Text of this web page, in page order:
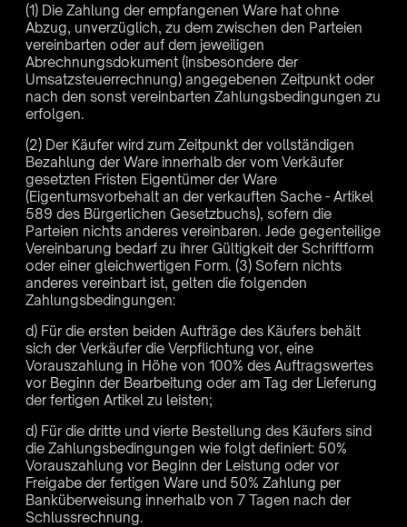
(1) Die Zahlung der empfangenen Ware hat ohne
Abzug, unverzüglich, zu dem zwischen den Parteien
vereinbarten oder auf dem jeweiligen
Abrechnungsdokument (insbesondere der
Umsatzsteuerrechnung) angegebenen Zeitpunkt oder
nach den sonst vereinbarten Zahlungsbedingungen zu
erfolgen.
(2) Der Käufer wird zum Zeitpunkt der vollständigen
Bezahlung der Ware innerhalb der vom Verkäufer
gesetzten Fristen Eigentümer der Ware
(Eigentumsvorbehalt an der verkauften Sache - Artikel
589 des Bürgerlichen Gesetzbuchs), sofern die
Parteien nichts anderes vereinbaren. Jede gegenteilige
Vereinbarung bedarf zu ihrer Gültigkeit der Schriftform
oder einer gleichwertigen Form. (3) Sofern nichts
anderes vereinbart ist, gelten die folgenden
Zahlungsbedingungen:
d) Für die ersten beiden Aufträge des Käufers behält
sich der Verkäufer die Verpflichtung vor, eine
Vorauszahlung in Höhe von 100% des Auftragswertes
vor Beginn der Bearbeitung oder am Tag der Lieferung
der fertigen Artikel zu leisten;
d) Für die dritte und vierte Bestellung des Käufers sind
die Zahlungsbedingungen wie folgt definiert: 50%
Vorauszahlung vor Beginn der Leistung oder vor
Freigabe der fertigen Ware und 50% Zahlung per
Banküberweisung innerhalb von 7 Tagen nach der
Schlussrechnung.